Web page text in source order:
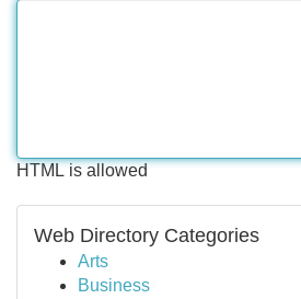
HTML is allowed
Web Directory Categories
Arts
Business